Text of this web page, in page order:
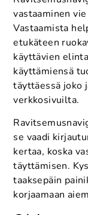
vastaaminen
Vastaamista
etukäteen
käyttävien
käyttämiensä
täyttäessä joko
verkkosivuilta.
se vaadi
kertaa, koska
täyttämisen.
taaksepäin
korjaamaan